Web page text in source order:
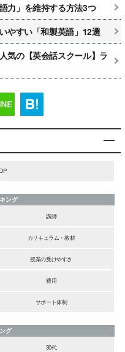
力」を維持する方法3つ
やすい「和製英語」12選
気の【英会話スクール】ラ
ング
講師
カリキュラム・教材
授業の受けやすさ
費用
サポート体制
グ
30代